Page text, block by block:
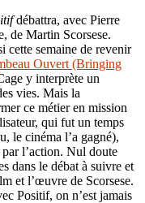
débattra, avec Pierre
de Martin Scorsese.
cette semaine de revenir
Ouvert (Bringing
y interprète un
vies. Mais la
ce métier en mission
qui fut un temps
le cinéma l’a gagné),
l’action. Nul doute
dans le débat à suivre et
et l’œuvre de Scorsese.
Positif, on n’est jamais